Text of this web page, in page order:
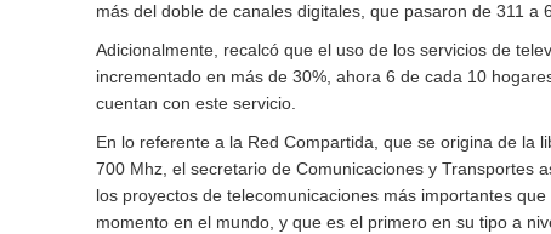
más del doble de canales digitales, que pasaron de 311 a
Adicionalmente, recalcó que el uso de los servicios de
incrementado en más de 30%, ahora 6 de cada 10
cuentan con este servicio.
En lo referente a la Red Compartida, que se origina de la
700 Mhz, el secretario de Comunicaciones y Transportes
los proyectos de telecomunicaciones más importantes
momento en el mundo, y que es el primero en su tipo a